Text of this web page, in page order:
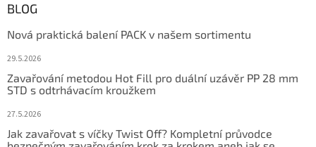
BLOG
Nová praktická balení PACK v našem sortimentu
29.5.2026
Zavařování metodou Hot Fill pro duální uzávěr PP 28 mm
STD s odtrhávacím kroužkem
27.5.2026
Jak zavařovat s víčky Twist Off? Kompletní průvodce